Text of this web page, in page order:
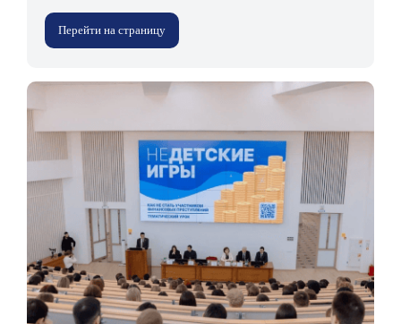
Перейти на страницу